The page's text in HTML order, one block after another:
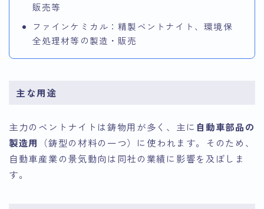
販売等
ファインケミカル：精製ベントナイト、環境保
全処理材等の製造・販売
主な用途
主力のベントナイトは鋳物用が多く、主に 自動車部品の
製造用
（鋳型の材料の一つ）に使われます。そのため、
自動車産業の景気動向は同社の業績に影響を及ぼしま
す。